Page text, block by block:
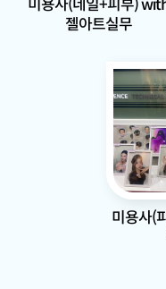
미용사(네일+피부)
젤아트실무
미용사(